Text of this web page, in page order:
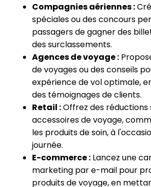
Compagnies aériennes :
spéciales ou des concours
passagers de gagner des
des surclassements.
Agences de voyage :
de voyages ou des conseils
expérience de vol optimale,
des témoignages de clients.
Retail :Offrez des réductions
accessoires de voyage,
les produits de soin, à
journée.
E-commerce : Lancez une
marketing par e-mail pour
produits de voyage, en